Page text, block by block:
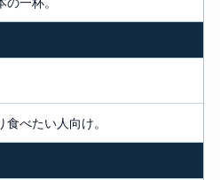
べたい人向け。